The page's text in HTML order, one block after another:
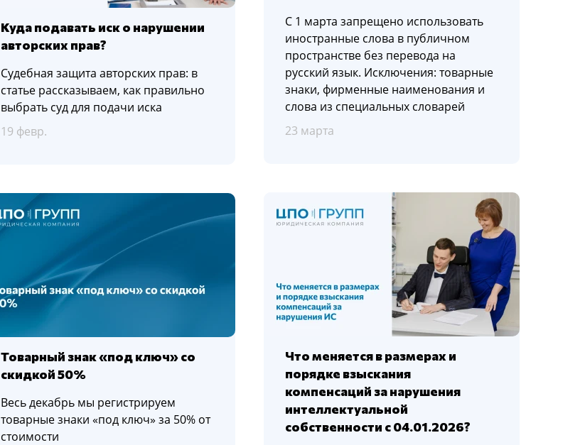
С 1 марта запрещено использовать
иностранные слова в публичном
пространстве без перевода на
русский язык. Исключения: товарные
знаки, фирменные наименования и
слова из специальных словарей
23 марта
Куда подавать иск о нарушении
авторских прав?
Судебная защита авторских прав: в
статье рассказываем, как правильно
выбрать суд для подачи иска
19 февр.
Что меняется в размерах и
порядке взыскания
компенсаций за нарушения
интеллектуальной
собственности с 04.01.2026?
Товарный знак «под ключ» со
скидкой 50%
Весь декабрь мы регистрируем
товарные знаки «под ключ» за 50% от
стоимости